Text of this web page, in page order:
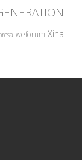
weforum Xina